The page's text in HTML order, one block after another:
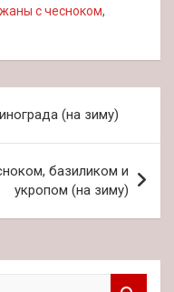
с чесноком,
(на зиму)
базиликом и
укропом (на зиму)